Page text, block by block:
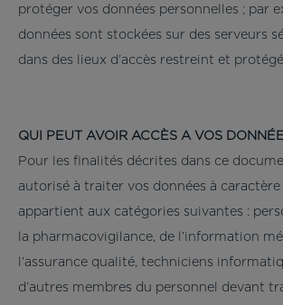
protéger vos données personnelles ; par
données sont stockées sur des serveurs
dans des lieux d’accès restreint et protégé.
QUI PEUT AVOIR ACCÈS A VOS
Pour les finalités décrites dans ce
autorisé à traiter vos données à caractère
appartient aux catégories suivantes :
la pharmacovigilance, de l’information
l’assurance qualité, techniciens
d’autres membres du personnel devant